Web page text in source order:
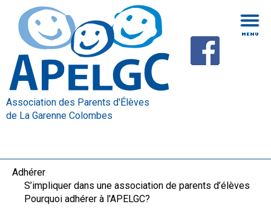
Association des Parents d'Élèves
de La Garenne Colombes
Adhérer
S’impliquer dans une association de parents d’élèves
Pourquoi adhérer à l'APELGC?